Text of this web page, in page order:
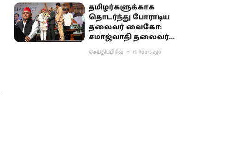
தமிழர்களுக்காக
தொடர்ந்து போராடிய
தலைவர் வைகோ:
சமாஜ்வாதி தலைவர்
அகிலேஷ் புகழாரம்
செய்திப்பிரிவு 16 hours ago